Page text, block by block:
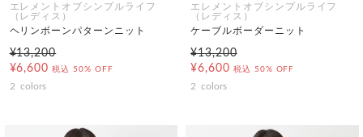
エレメントオブシンプルライフ
（レディス）
ヘリンボーンパターンニット
¥13,200
¥6,600 税込 50% OFF
2 colors
エレメントオブシンプルライフ
（レディス）
ケーブルボーダーニット
¥13,200
¥6,600 税込 50% OFF
2 colors